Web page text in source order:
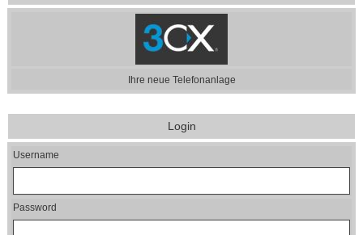
Ihre neue Telefonanlage
Login
Username
Password